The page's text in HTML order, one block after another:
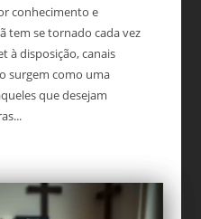
conhecimento e
tem se tornado cada vez
à disposição, canais
surgem como uma
que desejam